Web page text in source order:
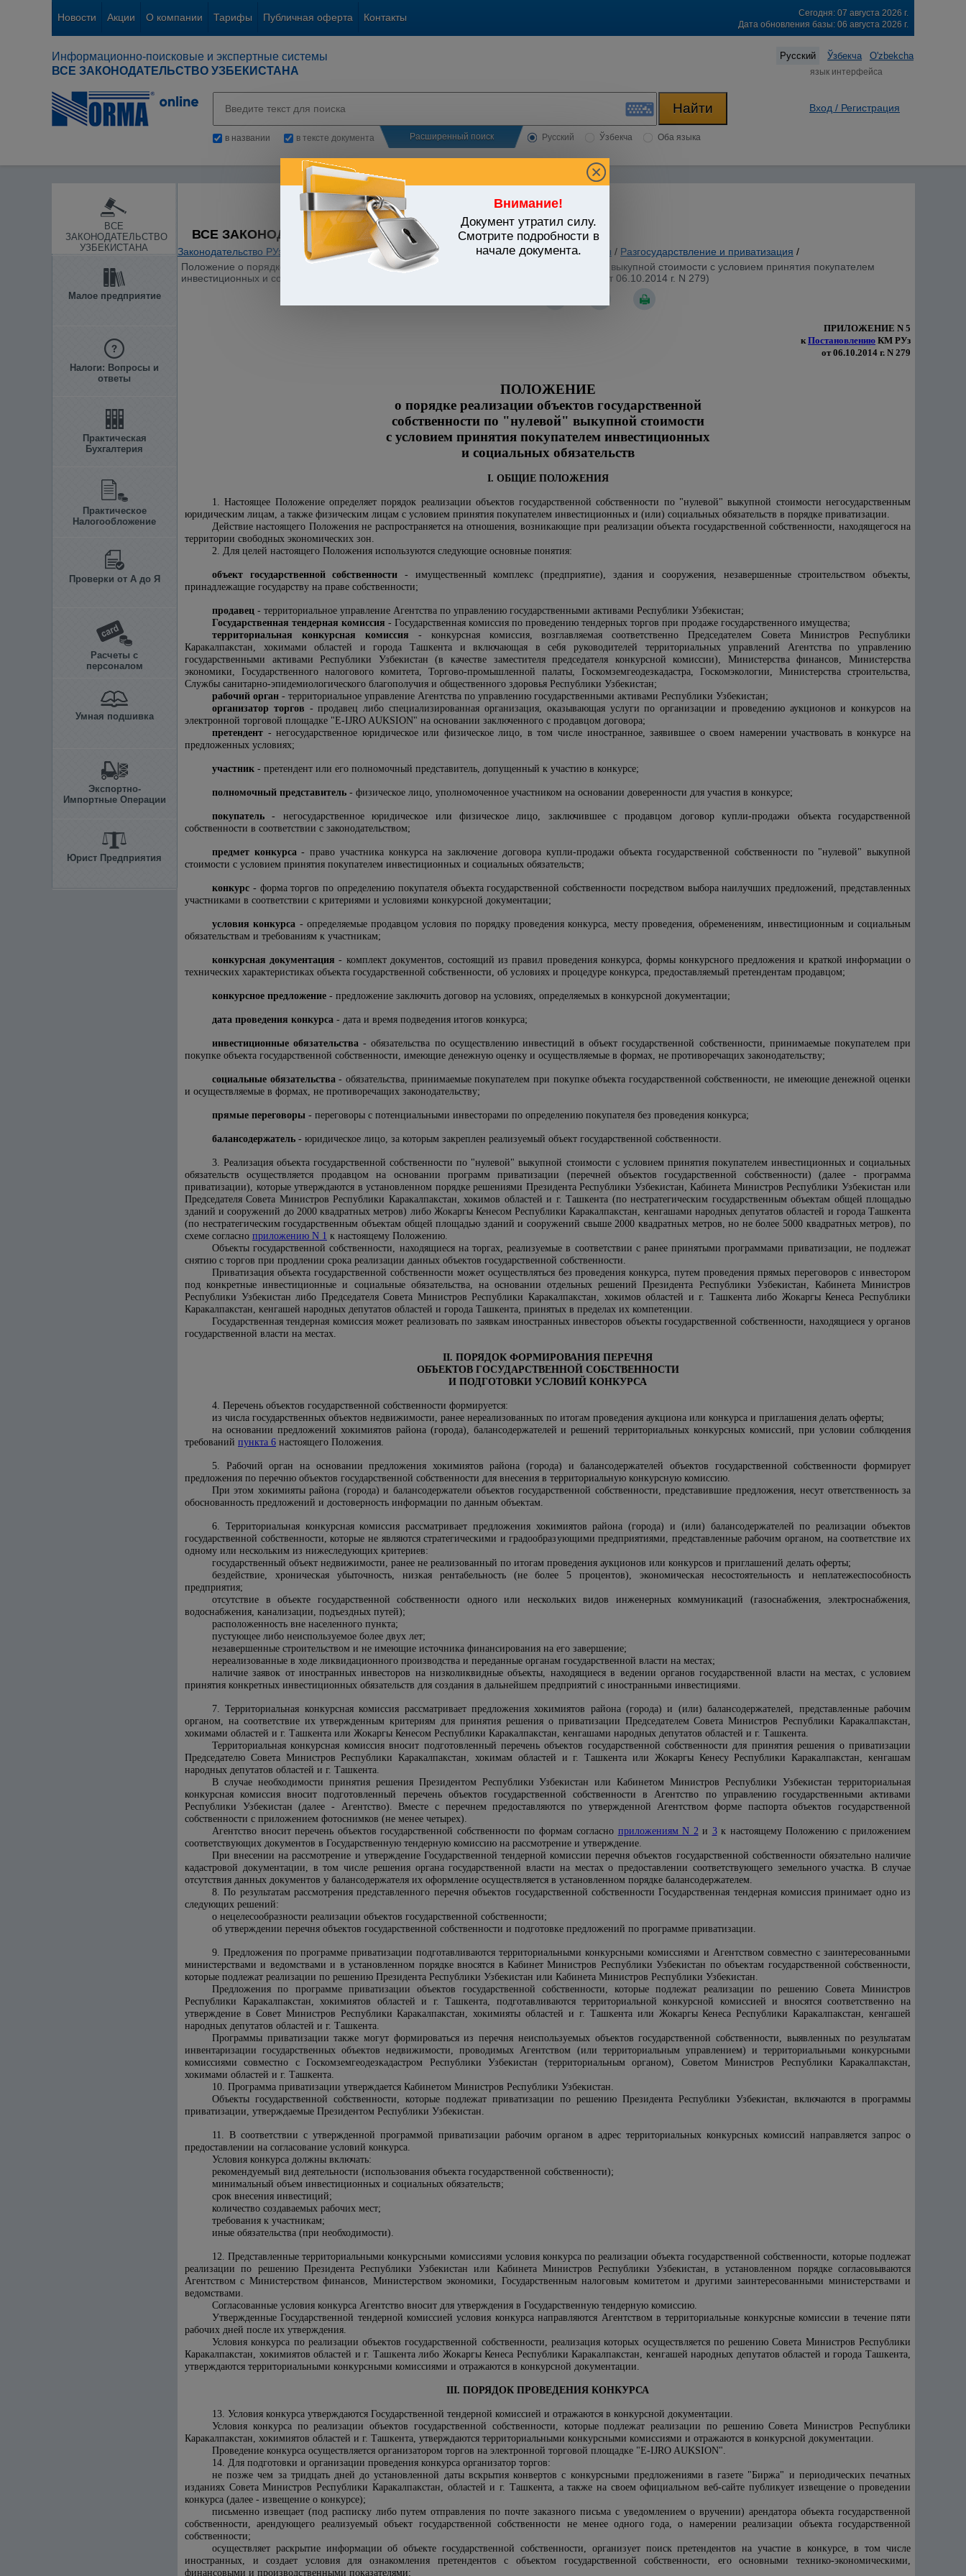
Новости Акции О компании Тарифы Публичная оферта Контакты
Сегодня: 07 августа 2026 г.
Дата обновления базы: 06 августа 2026 г.
Информационно-поисковые и экспертные системы
ВСЕ ЗАКОНОДАТЕЛЬСТВО УЗБЕКИСТАНА
Русский Ўзбекча O'zbekcha
язык интерфейса
в названии в тексте документа Расширенный поиск Русский Ўзбекча Оба языка
Вход / Регистрация
ВСЕ
ЗАКОНОДАТЕЛЬСТВО
УЗБЕКИСТАНА
Малое предприятие
Налоги: Вопросы и
ответы
Практическая
Бухгалтерия
Практическое
Налогообложение
Проверки от А до Я
Расчеты с
персоналом
Умная подшивка
Экспортно-
Импортные Операции
Юрист Предприятия
Внимание!
Документ утратил силу.
Смотрите подробности в
начале документа.
ВСЕ ЗАКОНОДАТЕЛЬСТВО УЗБЕКИСТАНА
Законодательство РУз Гражданское и семейное законодательство / Утратившие силу акты / Разгосударствление и приватизация /
Положение о порядке реализации объектов государственной собственности по "нулевой" выкупной стоимости с условием принятия покупателем
инвестиционных и социальных обязательств (Приложение N 5 к Постановлению КМ РУз от 06.10.2014 г. N 279)
ПРИЛОЖЕНИЕ N 5
кПостановлению КМ РУз
от 06.10.2014 г. N 279
ПОЛОЖЕНИЕ
о порядке реализации объектов государственной
собственности по "нулевой" выкупной стоимости
с условием принятия покупателем инвестиционных
и социальных обязательств
I. ОБЩИЕ ПОЛОЖЕНИЯ
1. Настоящее Положение определяет порядок реализации объектов государственной собственности по "нулевой" выкупной стоимости негосударственным
юридическим лицам, а также физическим лицам с условием принятия покупателем инвестиционных и (или) социальных обязательств в порядке приватизации.
Действие настоящего Положения не распространяется на отношения, возникающие при реализации объекта государственной собственности, находящегося на
территории свободных экономических зон.
2. Для целей настоящего Положения используются следующие основные понятия:
объект государственной собственности - имущественный комплекс (предприятие), здания и сооружения, незавершенные строительством объекты,
принадлежащие государству на праве собственности;
продавец - территориальное управление Агентства по управлению государственными активами Республики Узбекистан;
Государственная тендерная комиссия - Государственная комиссия по проведению тендерных торгов при продаже государственного имущества;
территориальная конкурсная комиссия - конкурсная комиссия, возглавляемая соответственно Председателем Совета Министров Республики
Каракалпакстан, хокимами областей и города Ташкента и включающая в себя руководителей территориальных управлений Агентства по управлению
государственными активами Республики Узбекистан (в качестве заместителя председателя конкурсной комиссии), Министерства финансов, Министерства
экономики, Государственного налогового комитета, Торгово-промышленной палаты, Госкомземгеодезкадастра, Госкомэкологии, Министерства строительства,
Службы санитарно-эпидемиологического благополучия и общественного здоровья Республики Узбекистан;
рабочий орган - территориальное управление Агентства по управлению государственными активами Республики Узбекистан;
организатор торгов - продавец либо специализированная организация, оказывающая услуги по организации и проведению аукционов и конкурсов на
электронной торговой площадке "Е-IJRO AUKSION" на основании заключенного с продавцом договора;
претендент - негосударственное юридическое или физическое лицо, в том числе иностранное, заявившее о своем намерении участвовать в конкурсе на
предложенных условиях;
участник - претендент или его полномочный представитель, допущенный к участию в конкурсе;
полномочный представитель - физическое лицо, уполномоченное участником на основании доверенности для участия в конкурсе;
покупатель - негосударственное юридическое или физическое лицо, заключившее с продавцом договор купли-продажи объекта государственной
собственности в соответствии с законодательством;
предмет конкурса- право участника конкурса на заключение договора купли-продажи объекта государственной собственности по "нулевой" выкупной
стоимости с условием принятия покупателем инвестиционных и социальных обязательств;
конкурс - форма торгов по определению покупателя объекта государственной собственности посредством выбора наилучших предложений, представленных
участниками в соответствии с критериями и условиями конкурсной документации;
условия конкурса - определяемые продавцом условия по порядку проведения конкурса, месту проведения, обременениям, инвестиционным и социальным
обязательствам и требованиям к участникам;
конкурсная документация - комплект документов, состоящий из правил проведения конкурса, формы конкурсного предложения и краткой информации о
технических характеристиках объекта государственной собственности, об условиях и процедуре конкурса, предоставляемый претендентам продавцом;
конкурсное предложение - предложение заключить договор на условиях, определяемых в конкурсной документации;
дата проведения конкурса - дата и время подведения итогов конкурса;
инвестиционные обязательства - обязательства по осуществлению инвестиций в объект государственной собственности, принимаемые покупателем при
покупке объекта государственной собственности, имеющие денежную оценку и осуществляемые в формах, не противоречащих законодательству;
социальные обязательства- обязательства, принимаемые покупателем при покупке объекта государственной собственности, не имеющие денежной оценки
и осуществляемые в формах, не противоречащих законодательству;
прямые переговоры - переговоры с потенциальными инвесторами по определению покупателя без проведения конкурса;
балансодержатель - юридическое лицо, за которым закреплен реализуемый объект государственной собственности.
3. Реализация объекта государственной собственности по "нулевой" выкупной стоимости с условием принятия покупателем инвестиционных и социальных
обязательств осуществляется продавцом на основании программ приватизации (перечней объектов государственной собственности) (далее - программа
приватизации), которые утверждаются в установленном порядке решениями Президента Республики Узбекистан, Кабинета Министров Республики Узбекистан или
Председателя Совета Министров Республики Каракалпакстан, хокимов областей и г. Ташкента (по нестратегическим государственным объектам общей площадью
зданий и сооружений до 2000 квадратных метров) либо Жокаргы Кенесом Республики Каракалпакстан, кенгашами народных депутатов областей и города Ташкента
(по нестратегическим государственным объектам общей площадью зданий и сооружений свыше 2000 квадратных метров, но не более 5000 квадратных метров), по
схеме согласно приложению N 1 к настоящему Положению.
Объекты государственной собственности, находящиеся на торгах, реализуемые в соответствии с ранее принятыми программами приватизации, не подлежат
снятию с торгов при продлении срока реализации данных объектов государственной собственности.
Приватизация объекта государственной собственности может осуществляться без проведения конкурса, путем проведения прямых переговоров с инвестором
под конкретные инвестиционные и социальные обязательства, на основании отдельных решений Президента Республики Узбекистан, Кабинета Министров
Республики Узбекистан либо Председателя Совета Министров Республики Каракалпакстан, хокимов областей и г. Ташкента либо Жокаргы Кенеса Республики
Каракалпакстан, кенгашей народных депутатов областей и города Ташкента, принятых в пределах их компетенции.
Государственная тендерная комиссия может реализовать по заявкам иностранных инвесторов объекты государственной собственности, находящиеся у органов
государственной власти на местах.
II. ПОРЯДОК ФОРМИРОВАНИЯ ПЕРЕЧНЯ
ОБЪЕКТОВ ГОСУДАРСТВЕННОЙ СОБСТВЕННОСТИ
И ПОДГОТОВКИ УСЛОВИЙ КОНКУРСА
4. Перечень объектов государственной собственности формируется:
из числа государственных объектов недвижимости, ранее нереализованных по итогам проведения аукциона или конкурса и приглашения делать оферты;
на основании предложений хокимиятов района (города), балансодержателей и решений территориальных конкурсных комиссий, при условии соблюдения
требований пункта 6 настоящего Положения.
5. Рабочий орган на основании предложения хокимиятов района (города) и балансодержателей объектов государственной собственности формирует
предложения по перечню объектов государственной собственности для внесения в территориальную конкурсную комиссию.
При этом хокимияты района (города) и балансодержатели объектов государственной собственности, представившие предложения, несут ответственность за
обоснованность предложений и достоверность информации по данным объектам.
6. Территориальная конкурсная комиссия рассматривает предложения хокимиятов района (города) и (или) балансодержателей по реализации объектов
государственной собственности, которые не являются стратегическими и градообразующими предприятиями, представленные рабочим органом, на соответствие их
одному или нескольким из нижеследующих критериев:
государственный объект недвижимости, ранее не реализованный по итогам проведения аукционов или конкурсов и приглашений делать оферты;
бездействие, хроническая убыточность, низкая рентабельность (не более 5 процентов), экономическая несостоятельность и неплатежеспособность
предприятия;
отсутствие в объекте государственной собственности одного или нескольких видов инженерных коммуникаций (газоснабжения, электроснабжения,
водоснабжения, канализации, подъездных путей);
расположенность вне населенного пункта;
пустующее либо неиспользуемое более двух лет;
незавершенные строительством и не имеющие источника финансирования на его завершение;
нереализованные в ходе ликвидационного производства и переданные органам государственной власти на местах;
наличие заявок от иностранных инвесторов на низколиквидные объекты, находящиеся в ведении органов государственной власти на местах, с условием
принятия конкретных инвестиционных обязательств для создания в дальнейшем предприятий с иностранными инвестициями.
7. Территориальная конкурсная комиссия рассматривает предложения хокимиятов района (города) и (или) балансодержателей, представленные рабочим
органом, на соответствие их утвержденным критериям для принятия решения о приватизации Председателем Совета Министров Республики Каракалпакстан,
хокимами областей и г. Ташкента или Жокаргы Кенесом Республики Каракалпакстан, кенгашами народных депутатов областей и г. Ташкента.
Территориальная конкурсная комиссия вносит подготовленный перечень объектов государственной собственности для принятия решения о приватизации
Председателю Совета Министров Республики Каракалпакстан, хокимам областей и г. Ташкента или Жокаргы Кенесу Республики Каракалпакстан, кенгашам
народных депутатов областей и г. Ташкента.
В случае необходимости принятия решения Президентом Республики Узбекистан или Кабинетом Министров Республики Узбекистан территориальная
конкурсная комиссия вносит подготовленный перечень объектов государственной собственности в Агентство по управлению государственными активами
Республики Узбекистан (далее - Агентство). Вместе с перечнем предоставляются по утвержденной Агентством форме паспорта объектов государственной
собственности с приложением фотоснимков (не менее четырех).
Агентство вносит перечень объектов государственной собственности по формам согласно приложениям N 2и 3к настоящему Положению с приложением
соответствующих документов в Государственную тендерную комиссию на рассмотрение и утверждение.
При внесении на рассмотрение и утверждение Государственной тендерной комиссии перечня объектов государственной собственности обязательно наличие
кадастровой документации, в том числе решения органа государственной власти на местах о предоставлении соответствующего земельного участка. В случае
отсутствия данных документов у балансодержателя их оформление осуществляется в установленном порядке балансодержателем.
8. По результатам рассмотрения представленного перечня объектов государственной собственности Государственная тендерная комиссия принимает одно из
следующих решений:
о нецелесообразности реализации объектов государственной собственности;
об утверждении перечня объектов государственной собственности и подготовке предложений по программе приватизации.
9. Предложения по программе приватизации подготавливаются территориальными конкурсными комиссиями и Агентством совместно с заинтересованными
министерствами и ведомствами и в установленном порядке вносятся в Кабинет Министров Республики Узбекистан по объектам государственной собственности,
которые подлежат реализации по решению Президента Республики Узбекистан или Кабинета Министров Республики Узбекистан.
Предложения по программе приватизации объектов государственной собственности, которые подлежат реализации по решению Совета Министров
Республики Каракалпакстан, хокимиятов областей и г. Ташкента, подготавливаются территориальной конкурсной комиссией и вносятся соответственно на
утверждение в Совет Министров Республики Каракалпакстан, хокимияты областей и г. Ташкента или Жокаргы Кенеса Республики Каракалпакстан, кенгашей
народных депутатов областей и г. Ташкента.
Программы приватизации также могут формироваться из перечня неиспользуемых объектов государственной собственности, выявленных по результатам
инвентаризации государственных объектов недвижимости, проводимых Агентством (или территориальным управлением) и территориальными конкурсными
комиссиями совместно с Госкомземгеодезкадастром Республики Узбекистан (территориальным органом), Советом Министров Республики Каракалпакстан,
хокимами областей и г. Ташкента.
10. Программа приватизации утверждается Кабинетом Министров Республики Узбекистан.
Объекты государственной собственности, которые подлежат приватизации по решению Президента Республики Узбекистан, включаются в программы
приватизации, утверждаемые Президентом Республики Узбекистан.
11. В соответствии с утвержденной программой приватизации рабочим органом в адрес территориальных конкурсных комиссий направляется запрос о
предоставлении на согласование условий конкурса.
Условия конкурса должны включать:
рекомендуемый вид деятельности (использования объекта государственной собственности);
минимальный объем инвестиционных и социальных обязательств;
срок внесения инвестиций;
количество создаваемых рабочих мест;
требования к участникам;
иные обязательства (при необходимости).
12. Представленные территориальными конкурсными комиссиями условия конкурса по реализации объекта государственной собственности, которые подлежат
реализации по решению Президента Республики Узбекистан или Кабинета Министров Республики Узбекистан, в установленном порядке согласовываются
Агентством с Министерством финансов, Министерством экономики, Государственным налоговым комитетом и другими заинтересованными министерствами и
ведомствами.
Согласованные условия конкурса Агентство вносит для утверждения в Государственную тендерную комиссию.
Утвержденные Государственной тендерной комиссией условия конкурса направляются Агентствомв территориальные конкурсные комиссии в течение пяти
рабочих дней после их утверждения.
Условия конкурса по реализации объектов государственной собственности, реализация которых осуществляется по решению Совета Министров Республики
Каракалпакстан, хокимиятов областей и г. Ташкента либо Жокаргы Кенеса Республики Каракалпакстан, кенгашей народных депутатов областей и города Ташкента,
утверждаются территориальными конкурсными комиссиями и отражаются в конкурсной документации.
III. ПОРЯДОК ПРОВЕДЕНИЯ КОНКУРСА
13. Условия конкурса утверждаются Государственной тендерной комиссией и отражаются в конкурсной документации.
Условия конкурса по реализации объектов государственной собственности, которые подлежат реализации по решению Совета Министров Республики
Каракалпакстан, хокимиятов областей и г. Ташкента, утверждаются территориальными конкурсными комиссиями и отражаются в конкурсной документации.
Проведение конкурса осуществляется организатором торгов на электронной торговой площадке "E-IJRO AUKSION".
14. Для подготовки и организации проведения конкурса организатор торгов:
не позже чем за тридцать дней до установленной даты вскрытия конвертов с конкурсными предложениями в газете "Биржа" и периодических печатных
изданиях Совета Министров Республики Каракалпакстан, областей и г. Ташкента, а также на своем официальном веб-сайте публикует извещение о проведении
конкурса (далее - извещение о конкурсе);
письменно извещает (под расписку либо путем отправления по почте заказного письма с уведомлением о вручении) арендатора объекта государственной
собственности, арендующего реализуемый объект государственной собственности не менее одного года, о намерении реализации объекта государственной
собственности;
осуществляет раскрытие информации об объекте государственной собственности, организует поиск претендентов на участие в конкурсе, в том числе
иностранных, и создает условия для ознакомления претендентов с объектом государственной собственности, его основными технико-экономическими,
финансовыми и производственными показателями;